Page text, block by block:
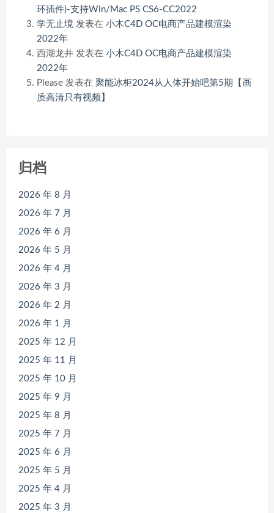
环插件)-支持Win/Mac PS CS6-CC2022
学无止境 发表在 小木C4D OC电商产品建模渲染
2022年
西湖龙井 发表在 小木C4D OC电商产品建模渲染
2022年
Please 发表在 聚能冰柜2024从人体开始吧第5期【画
质高清只有视频】
归档
2026 年 8 月
2026 年 7 月
2026 年 6 月
2026 年 5 月
2026 年 4 月
2026 年 3 月
2026 年 2 月
2026 年 1 月
2025 年 12 月
2025 年 11 月
2025 年 10 月
2025 年 9 月
2025 年 8 月
2025 年 7 月
2025 年 6 月
2025 年 5 月
2025 年 4 月
2025 年 3 月